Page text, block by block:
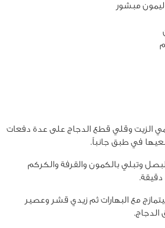
الزيت وقلي قطع الدجاج على عدة دفعات
في طبق جانباً.
وتبلي بالكمون والقرفة والكركم
مع البهارات ثم زيدي قشر وعصير
الدجاج.